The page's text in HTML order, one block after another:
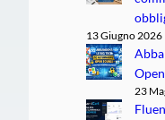
13 Giugno 2026
23